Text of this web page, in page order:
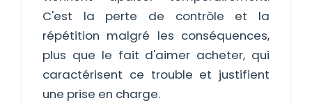
C'est la perte de contrôle et la
répétition malgré les conséquences,
plus que le fait d'aimer acheter, qui
caractérisent ce trouble et justifient
une prise en charge.